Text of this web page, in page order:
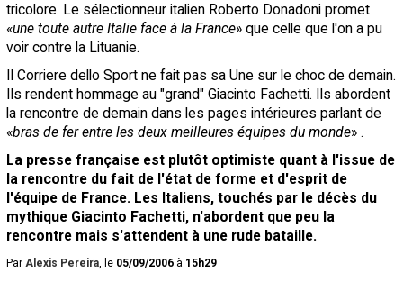
tricolore. Le sélectionneur italien Roberto Donadoni promet
«une toute autre Italie face à la France» que celle que l'on a pu
voir contre la Lituanie.
Il Corriere dello Sport ne fait pas sa Une sur le choc de demain.
Ils rendent hommage au "grand" Giacinto Fachetti. Ils abordent
la rencontre de demain dans les pages intérieures parlant de
«bras de fer entre les deux meilleures équipes du monde» .
La presse française est plutôt optimiste quant à l'issue de
la rencontre du fait de l'état de forme et d'esprit de
l'équipe de France. Les Italiens, touchés par le décès du
mythique Giacinto Fachetti, n'abordent que peu la
rencontre mais s'attendent à une rude bataille.
Par Alexis Pereira, le 05/09/2006 à 15h29